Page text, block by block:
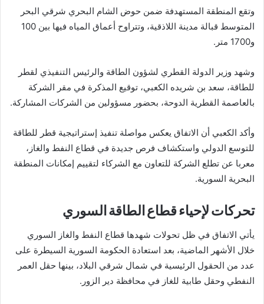
وتقع المنطقة المستهدفة ضمن حوض الشام البحري شرقي البحر
المتوسط قبالة مدينة اللاذقية، وتتراوح أعماق المياه فيها بين 100
و1700 متر.
وشهد وزير الدولة القطري لشؤون الطاقة والرئيس التنفيذي لقطر
للطاقة، سعد بن شريده الكعبي، توقيع المذكرة في مقر الشركة
بالعاصمة القطرية الدوحة، بحضور مسؤولين من الشركات المشاركة.
وأكد الكعبي أن الاتفاق يعكس مواصلة تنفيذ إستراتيجية قطر للطاقة
للتوسع الدولي واستكشاف فرص جديدة في قطاع النفط والغاز،
معربا عن تطلع الشركة للتعاون مع الشركاء لتقييم إمكانات المنطقة
البحرية السورية.
تحركات لإحياء قطاع الطاقة السوري
يأتي الاتفاق في ظل تحولات شهدها قطاع النفط والغاز السوري
خلال الأشهر الماضية، بعد استعادة الحكومة السورية السيطرة على
عدد من الحقول الرئيسية في شمال شرقي البلاد، بينها حقل العمر
النفطي وحقل طابية للغاز في محافظة دير الزور.